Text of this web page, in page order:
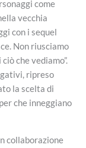
come
vecchia
con i sequel
Non riusciamo
che vediamo”.
ripreso
la scelta di
che inneggiano
collaborazione